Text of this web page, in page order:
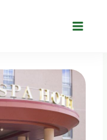
Main